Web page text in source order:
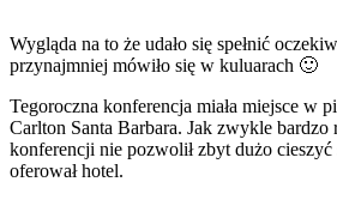
Wygląda na to że udało się spełnić
przynajmniej mówiło się w kuluarach 🙂
Tegoroczna konferencja miała miejsce w
Carlton Santa Barbara. Jak zwykle
konferencji nie pozwolił zbyt dużo
oferował hotel.